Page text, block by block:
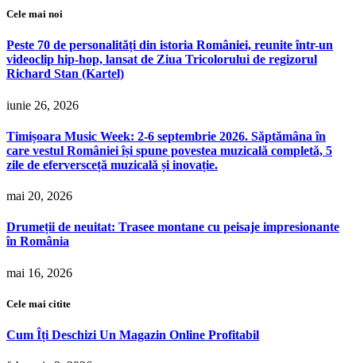
Cele mai noi
Peste 70 de personalități din istoria României, reunite într-un
videoclip hip-hop, lansat de Ziua Tricolorului de regizorul
Richard Stan (Kartel)
iunie 26, 2026
Timișoara Music Week: 2-6 septembrie 2026. Săptămâna în
care vestul României își spune povestea muzicală completă, 5
zile de eferversceță muzicală și inovație.
mai 20, 2026
Drumeții de neuitat: Trasee montane cu peisaje impresionante
în România
mai 16, 2026
Cele mai citite
Cum Îți Deschizi Un Magazin Online Profitabil